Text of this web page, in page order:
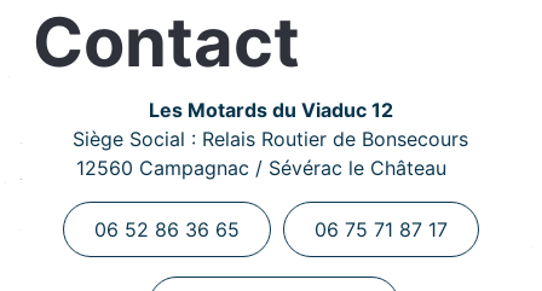
Contact
Les Motards du Viaduc 12
Siège Social : Relais Routier de Bonsecours
12560 Campagnac / Sévérac le Château
06 52 86 36 65 06 75 71 87 17